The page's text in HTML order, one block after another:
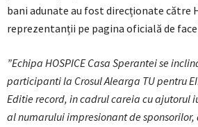
bani adunate au fost direcționate către
reprezentanții pe pagina oficială de
”Echipa HOSPICE Casa Sperantei se
participanti la Crosul Alearga TU pentru
Editie record, in cadrul careia cu ajutorul
al numarului impresionant de sponsorilor,